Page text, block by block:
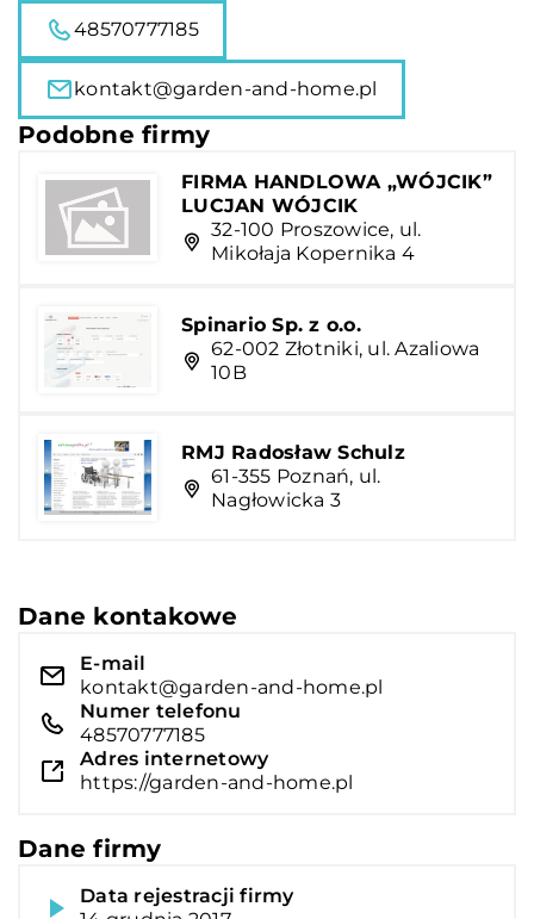
48570777185
kontakt@garden-and-home.pl
Podobne firmy
FIRMA HANDLOWA „WÓJCIK”
LUCJAN WÓJCIK
32-100 Proszowice, ul.
Mikołaja Kopernika 4
Spinario Sp. z o.o.
62-002 Złotniki, ul. Azaliowa
10B
RMJ Radosław Schulz
61-355 Poznań, ul.
Nagłowicka 3
Dane kontakowe
E-mail
kontakt@garden-and-home.pl
Numer telefonu
48570777185
Adres internetowy
https://garden-and-home.pl
Dane firmy
Data rejestracji firmy